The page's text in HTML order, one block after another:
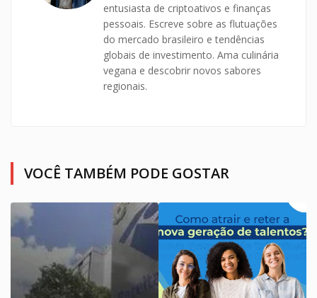
entusiasta de criptoativos e finanças
pessoais. Escreve sobre as flutuações
do mercado brasileiro e tendências
globais de investimento. Ama culinária
vegana e descobrir novos sabores
regionais.
VOCÊ TAMBÉM PODE GOSTAR